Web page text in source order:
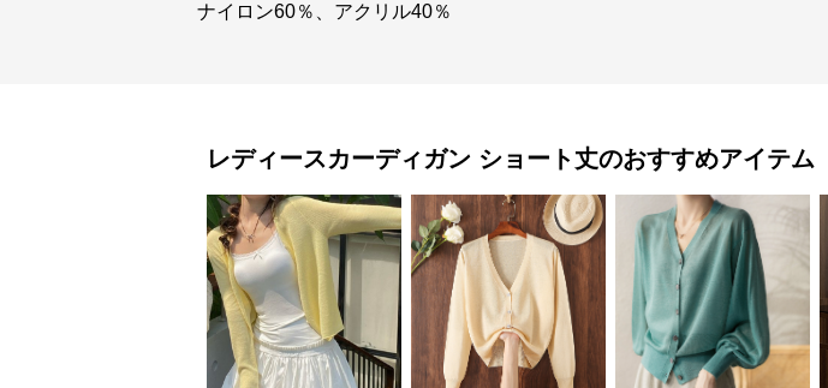
ナイロン60％、アクリル40％
レディースカーディガン ショート丈のおすすめアイテム